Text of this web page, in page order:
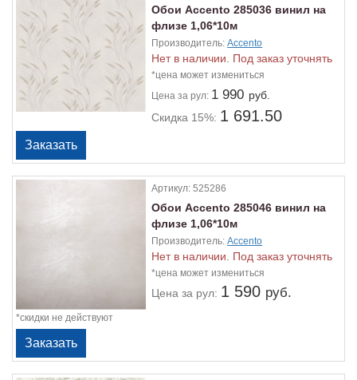
Обои Accento 285036 винил на
флизе 1,06*10м
Производитель:Accento
Нет в наличии. Под заказ уточнять
*цена может измениться
Цена за рул: 1 990 руб.
Скидка 15%: 1 691.50
Артикул:525286
Обои Accento 285046 винил на
флизе 1,06*10м
Производитель:Accento
Нет в наличии. Под заказ уточнять
*цена может измениться
Цена за рул: 1 590 руб.
*скидки не действуют